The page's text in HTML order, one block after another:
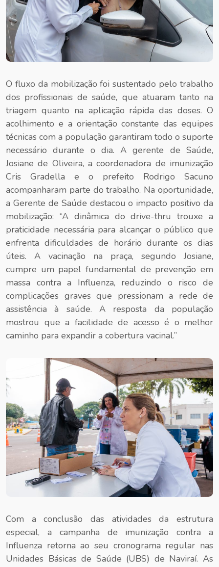
O fluxo da mobilização foi sustentado pelo trabalho
dos profissionais de saúde, que atuaram tanto na
triagem quanto na aplicação rápida das doses. O
acolhimento e a orientação constante das equipes
técnicas com a população garantiram todo o suporte
necessário durante o dia. A gerente de Saúde,
Josiane de Oliveira, a coordenadora de imunização
Cris Gradella e o prefeito Rodrigo Sacuno
acompanharam parte do trabalho. Na oportunidade,
a Gerente de Saúde destacou o impacto positivo da
mobilização: “A dinâmica do drive-thru trouxe a
praticidade necessária para alcançar o público que
enfrenta dificuldades de horário durante os dias
úteis. A vacinação na praça, segundo Josiane,
cumpre um papel fundamental de prevenção em
massa contra a Influenza, reduzindo o risco de
complicações graves que pressionam a rede de
assistência à saúde. A resposta da população
mostrou que a facilidade de acesso é o melhor
caminho para expandir a cobertura vacinal.”
Com a conclusão das atividades da estrutura
especial, a campanha de imunização contra a
Influenza retorna ao seu cronograma regular nas
Unidades Básicas de Saúde (UBS) de Naviraí. As